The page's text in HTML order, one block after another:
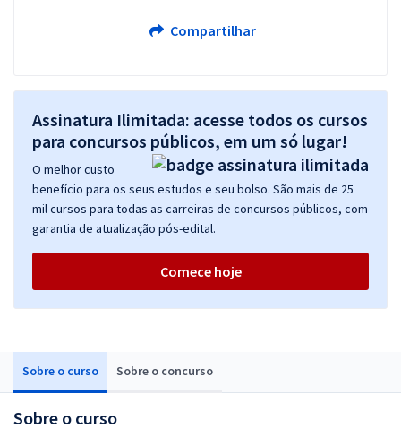
Sobre o curso Sobre o concurso
Sobre o curso
Compartilhar
Assinatura Ilimitada: acesse todos os cursos
para concursos públicos, em um só lugar!
O melhor custo
benefício para os seus estudos e seu bolso. São mais de 25
mil cursos para todas as carreiras de concursos públicos, com
garantia de atualização pós-edital.
Comece hoje